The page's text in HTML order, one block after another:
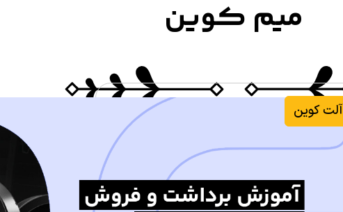
میم کوین
آلت کوین‌